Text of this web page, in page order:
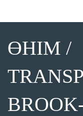
ӨНІМ /